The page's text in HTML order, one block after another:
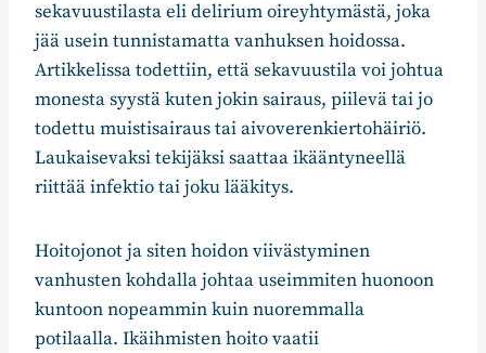
sekavuustilasta eli delirium oireyhtymästä, joka
jää usein tunnistamatta vanhuksen hoidossa.
Artikkelissa todettiin, että sekavuustila voi johtua
monesta syystä kuten jokin sairaus, piilevä tai jo
todettu muistisairaus tai aivoverenkiertohäiriö.
Laukaisevaksi tekijäksi saattaa ikääntyneellä
riittää infektio tai joku lääkitys.
Hoitojonot ja siten hoidon viivästyminen
vanhusten kohdalla johtaa useimmiten huonoon
kuntoon nopeammin kuin nuoremmalla
potilaalla. Ikäihmisten hoito vaatii